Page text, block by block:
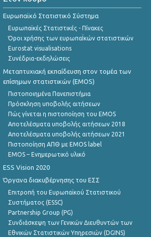
Ευρωπαϊκό Στατιστικό Σύστημα
Ευρωπαϊκές Στατιστικές - Πίνακες
Όροι χρήσης των ευρωπαΪκών στατιστικών
Eurostat visualisations
Συνέδρια-εκδηλώσεις
Μεταπτυχιακή εκπαίδευση στον τομέα των
επίσημων στατιστικών (EMOS)
Πιστοποιημένα Πανεπιστήμια
Πρόσκληση υποβολής αιτήσεων
Πώς γίνεται η πιστοποίηση του EMOS
Αποτελέσματα υποβολής αιτήσεων 2018
Αποτελέσματα υποβολής αιτήσεων 2021
Πιστοποίηση ΑΠΘ με EMOS label
EMOS – Ενημερωτικό υλικό
ESS Vision 2020
Όργανα διακυβέρνησης του ΕΣΣ
Επιτροπή του Ευρωπαϊκού Στατιστικού
Συστήματος (ESSC)
Partnership Group (PG)
Συνδιάσκεψη των Γενικών Διευθυντών των
Εθνικών Στατιστικών Υπηρεσιών (DGINS)